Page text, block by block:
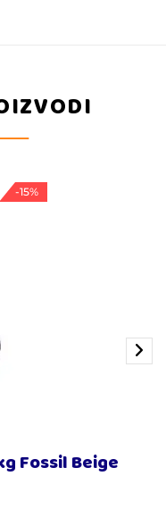
-15%
Fossil Beige